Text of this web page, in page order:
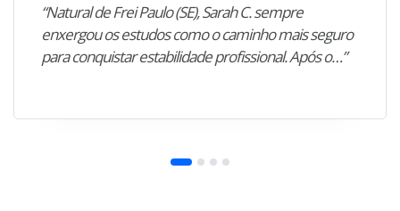
“Natural de Frei Paulo (SE), Sarah C. sempre
enxergou os estudos como o caminho mais seguro
para conquistar estabilidade profissional. Após o…”